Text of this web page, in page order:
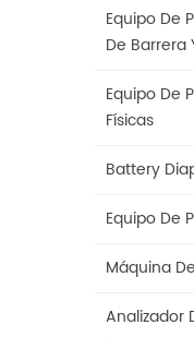
Equipo De
De Barrera
Equipo De
Físicas
Battery
Equipo De
Máquina
Analizador